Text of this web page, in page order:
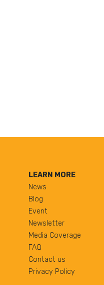
LEARN MORE
News
Blog
Event
Newsletter
Media Coverage
FAQ
Contact us
Privacy Policy